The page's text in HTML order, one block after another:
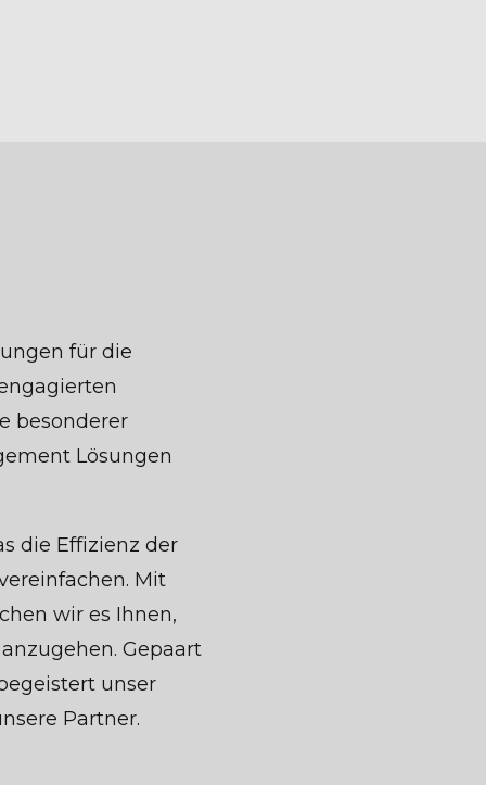
für die
besonderer
Lösungen
die Effizienz der
Mit
wir es Ihnen,
Gepaart
unser
Partner.